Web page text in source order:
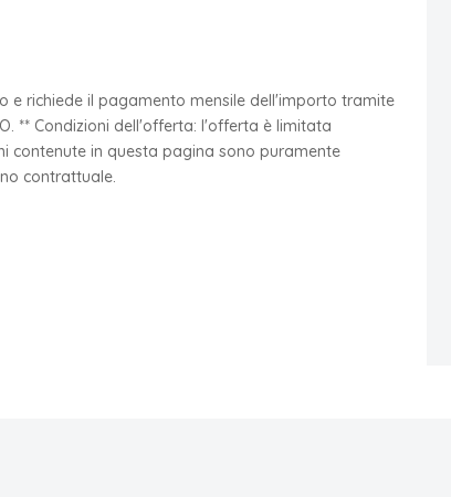
e richiede il pagamento mensile dell'importo tramite
** Condizioni dell'offerta: l'offerta è limitata
contenute in questa pagina sono puramente
contrattuale.